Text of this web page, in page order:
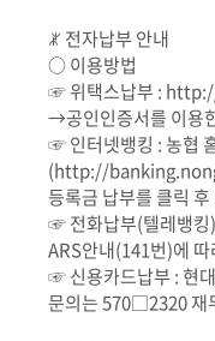
ꏚ 전자납부 안내
○ 이용방법
☞ 위택스납부 :
→공인인증서를 이용
☞ 인터넷뱅킹 : 농협
(http://
등록금 납부를 클릭
☞ 전화납부(텔레뱅
ARS안내(141번)에 따
☞ 신용카드납부 : 현
문의는 570□2320 재